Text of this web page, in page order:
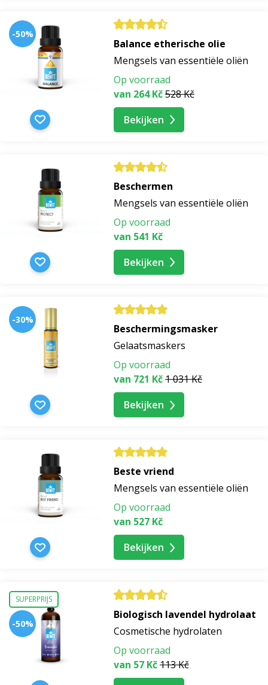
-50%
Balance etherische olie
Mengsels van essentiële oliën
Op voorraad
van 264 Kč528 Kč
Bekijken
Beschermen
Mengsels van essentiële oliën
Op voorraad
van 541 Kč
Bekijken
-30%
Beschermingsmasker
Gelaatsmaskers
Op voorraad
van 721 Kč1 031 Kč
Bekijken
Beste vriend
Mengsels van essentiële oliën
Op voorraad
van 527 Kč
Bekijken
SUPERPRIJS
-50%
Biologisch lavendel hydrolaat
Cosmetische hydrolaten
Op voorraad
van 57 Kč113 Kč